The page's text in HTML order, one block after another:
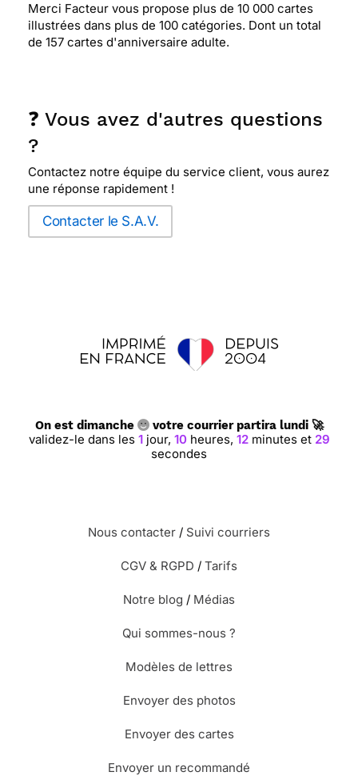
Merci Facteur vous propose plus de 10 000 cartes
illustrées dans plus de 100 catégories. Dont un total
de 157 cartes d'anniversaire adulte.
❓ Vous avez d'autres questions
?
Contactez notre équipe du service client, vous aurez
une réponse rapidement !
Contacter le S.A.V.
On est dimanche votre courrier partira lundi 🚀
validez-le dans les 1jour, 10heures, 12minutes et 28
secondes
Nous contacter / Suivi courriers
CGV & RGPD / Tarifs
Notre blog / Médias
Qui sommes-nous ?
Modèles de lettres
Envoyer des photos
Envoyer des cartes
Envoyer un recommandé